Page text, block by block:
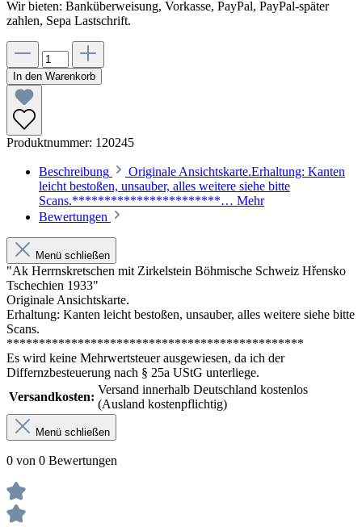
Wir bieten: Banküberweisung, Vorkasse, PayPal, PayPal-später
zahlen, Sepa Lastschrift.
In den Warenkorb
Produktnummer: 120245
Beschreibung
Originale Ansichtskarte.Erhaltung: Kanten
leicht bestoßen, unsauber, alles weitere siehe bitte
Scans.***********************… Mehr
Bewertungen
Menü schließen
"Ak Herrnskretschen mit Zirkelstein Böhmische Schweiz Hřensko
Tschechien 1933"
Originale Ansichtskarte.
Erhaltung: Kanten leicht bestoßen, unsauber, alles weitere siehe bitte
Scans.
**********************************************
Es wird keine Mehrwertsteuer ausgewiesen, da ich der
Differnzbesteuerung nach § 25a UStG unterliege.
Versandkosten:
Versand innerhalb Deutschland kostenlos
(Ausland kostenpflichtig)
Menü schließen
0 von 0 Bewertungen